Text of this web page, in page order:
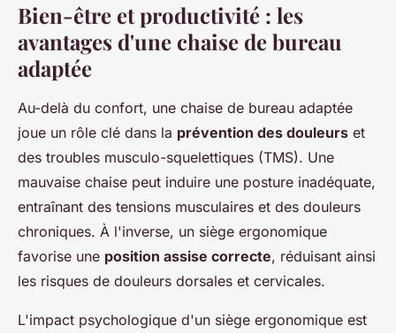
Bien-être et productivité : les
avantages d'une chaise de bureau
adaptée
Au-delà du confort, une chaise de bureau adaptée
joue un rôle clé dans la prévention des douleurs et
des troubles musculo-squelettiques (TMS). Une
mauvaise chaise peut induire une posture inadéquate,
entraînant des tensions musculaires et des douleurs
chroniques. À l'inverse, un siège ergonomique
favorise une position assise correcte, réduisant ainsi
les risques de douleurs dorsales et cervicales.
L'impact psychologique d'un siège ergonomique est